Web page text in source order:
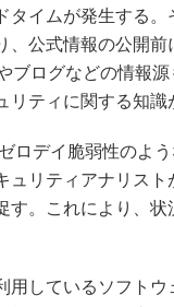
タイムが発生する。
、公式情報の公開
ブログなどの情報
ティに関する知識
ロデイ脆弱性のよ
ュリティアナリス
す。これにより、
しているソフトウ